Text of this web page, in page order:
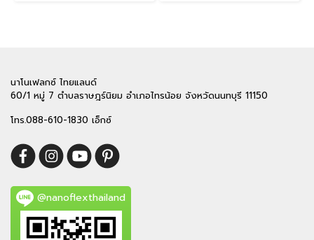
นาโนเฟลกซ์ ไทยแลนด์
60/1 หมู่ 7 ตำบลราษฎร์นิยม อำเภอไทรน้อย จังหวัดนนทบุรี 11150
โทร.088-610-1830 เอ็กซ์
@nanoflexthailand